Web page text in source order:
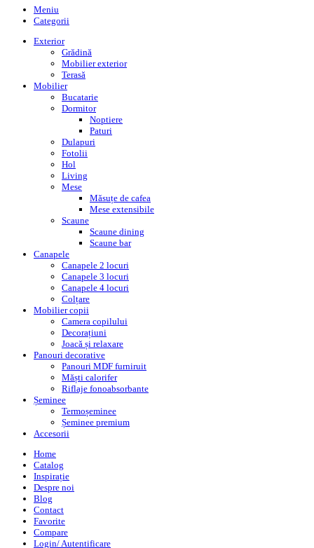
Meniu
Categorii
Exterior
Grădină
Mobilier exterior
Terasă
Mobilier
Bucatarie
Dormitor
Noptiere
Paturi
Dulapuri
Fotolii
Hol
Living
Mese
Măsuțe de cafea
Mese extensibile
Scaune
Scaune dining
Scaune bar
Canapele
Canapele 2 locuri
Canapele 3 locuri
Canapele 4 locuri
Colțare
Mobilier copii
Camera copilului
Decorațiuni
Joacă și relaxare
Panouri decorative
Panouri MDF furniruit
Măști calorifer
Riflaje fonoabsorbante
Șeminee
Termoșeminee
Șeminee premium
Accesorii
Home
Catalog
Inspirație
Despre noi
Blog
Contact
Favorite
Compare
Login/ Autentificare